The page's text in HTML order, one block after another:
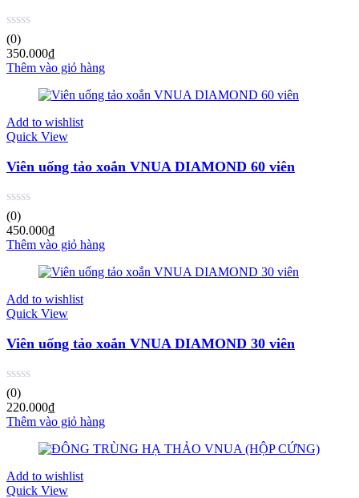
(0)
350.000₫
Thêm vào giỏ hàng
Add to wishlist
Quick View
Viên uống tảo xoắn VNUA DIAMOND 60 viên
(0)
450.000₫
Thêm vào giỏ hàng
Add to wishlist
Quick View
Viên uống tảo xoắn VNUA DIAMOND 30 viên
(0)
220.000₫
Thêm vào giỏ hàng
Add to wishlist
Quick View